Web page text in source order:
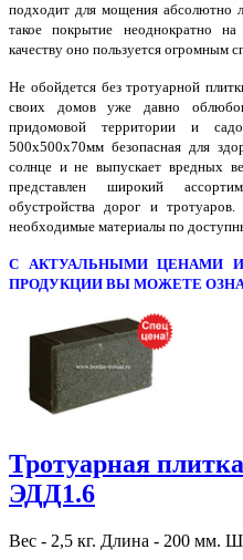
подходит для мощения
такое покрытие неоднократно
качеству оно пользуется огромным
Не обойдется без тротуарной
своих домов уже давно
придомовой территории и
500х500х70мм безопасная для
солнце и не выпускает вредных
представлен широкий
обустройства дорог и
необходимые материалы по
С АКТУАЛЬНЫМИ ЦЕНАМИ
ПРОДУКЦИИ ВЫ МОЖЕТЕ
Тротуарная
ЭДД1.6
Вес - 2,5 кг. Длина - 200 мм.